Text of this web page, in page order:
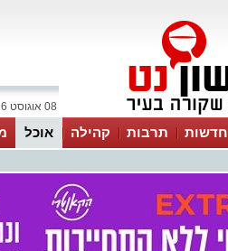
08 אוגוסט 2026 / 20:52
חדשות תרבות קהילה אוכל